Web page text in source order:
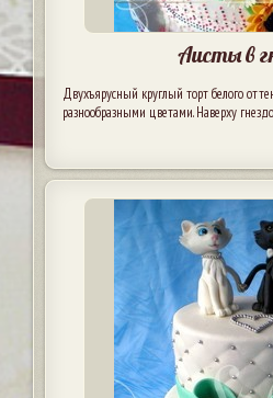
Аисты в
Двухъярусный круглый торт белого
разнообразными цветами. Наверху